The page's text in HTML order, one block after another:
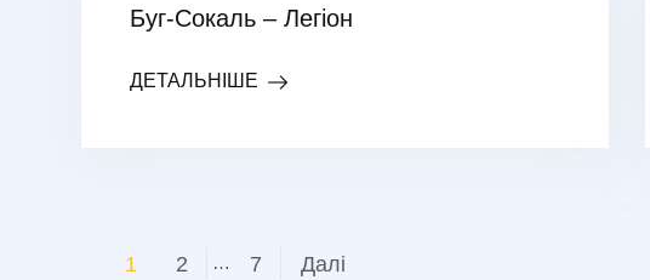
Буг-Сокаль – Легіон
ДЕТАЛЬНІШЕ
Пагінація
1 2 … 7 Далі